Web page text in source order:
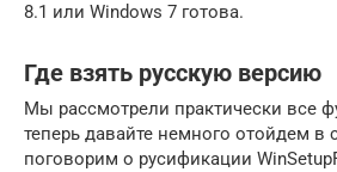
8.1 или Windows 7 готова.
Где взять русскую версию
Мы рассмотрели практически все
теперь давайте немного отойдем в
поговорим о русификации